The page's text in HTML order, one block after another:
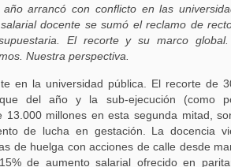
arrancó con conflicto en las
docente se sumó el reclamo de
El recorte y su marco
Nuestra perspectiva.
en la universidad pública. El recorte de
del año y la sub-ejecución (como
13.000 millones en esta segunda mitad,
de lucha en gestación. La docencia
de huelga con acciones de calle desde
de aumento salarial ofrecido en